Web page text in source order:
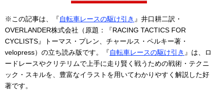
※この記事は、『自転車レースの駆け引き 』井口耕二訳・
OVERLANDER株式会社（原題：『RACING TACTICS FOR
CYCLISTS』トーマス・プレン、チャールス・ペルキー著・
velopress）の立ち読み版です。『自転車レースの駆け引き 』は、ロ
ードレースやクリテリムで上手に走り賢く戦うための戦術・テクニ
ック・スキルを、豊富なイラストを用いてわかりやすく解説した好
著です。